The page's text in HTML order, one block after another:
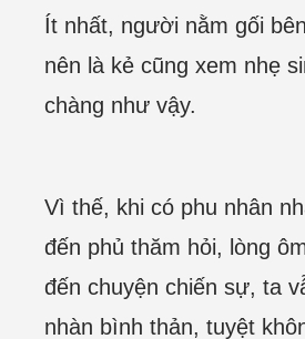
Ít nhất, người nằm gối
nên là kẻ cũng xem nhẹ
chàng như vậy.
Vì thế, khi có phu nhân
đến phủ thăm hỏi, lòng
đến chuyện chiến sự, ta
nhàn bình thản, tuyệt